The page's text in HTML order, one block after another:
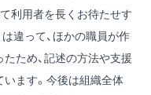
利用者を長くお待たせす
違って、ほかの職員が作
ため、記述の方法や支援
ます。今後は組織全体